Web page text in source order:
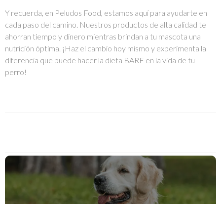
Y recuerda, en Peludos Food, estamos aquí para ayudarte en
cada paso del camino. Nuestros productos de alta calidad te
ahorran tiempo y dinero mientras brindan a tu mascota una
nutrición óptima. ¡Haz el cambio hoy mismo y experimenta la
diferencia que puede hacer la dieta BARF en la vida de tu
perro!